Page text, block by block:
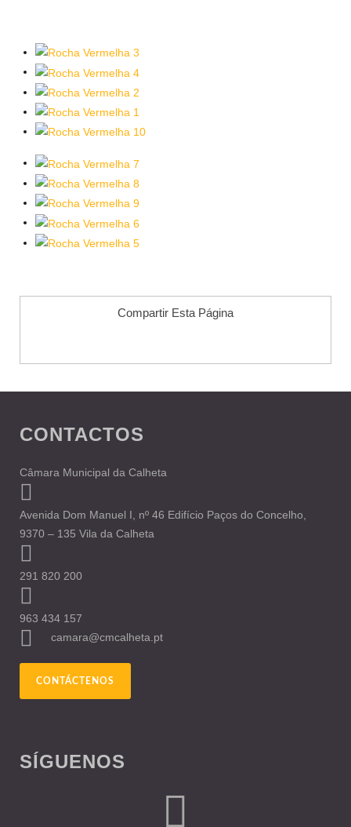
Compartir Esta Página
CONTACTOS
Câmara Municipal da Calheta
Avenida Dom Manuel I, nº 46 Edifício Paços do Concelho,
9370 – 135 Vila da Calheta
291 820 200
963 434 157
camara@cmcalheta.pt
CONTÁCTENOS
SÍGUENOS